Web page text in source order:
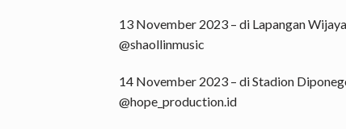
13 November 2023 – di Lapangan
@shaollinmusic
14 November 2023 – di Stadion
@hope_production.id